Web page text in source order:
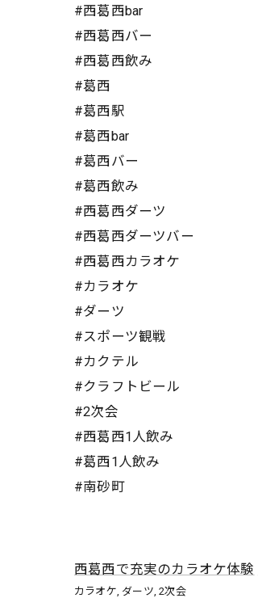
#西葛西bar
#西葛西バー
#西葛西飲み
#葛西
#葛西駅
#葛西bar
#葛西バー
#葛西飲み
#西葛西ダーツ
#西葛西ダーツバー
#西葛西カラオケ
#カラオケ
#ダーツ
#スポーツ観戦
#カクテル
#クラフトビール
#2次会
#西葛西1人飲み
#葛西1人飲み
#南砂町
西葛西で充実のカラオケ体験
カラオケ ダーツ 2次会